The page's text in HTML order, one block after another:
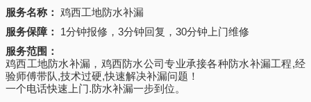
服务名称：
鸡西工地防水补漏
服务保障：
1分钟报修，3分钟回复，30分钟上门维修
服务范围：
鸡西工地防水补漏，鸡西防水公司专业承接各种防水补漏工程,经
验师傅带队,技术过硬,快速解决补漏问题！
一个电话快速上门.防水补漏一步到位。